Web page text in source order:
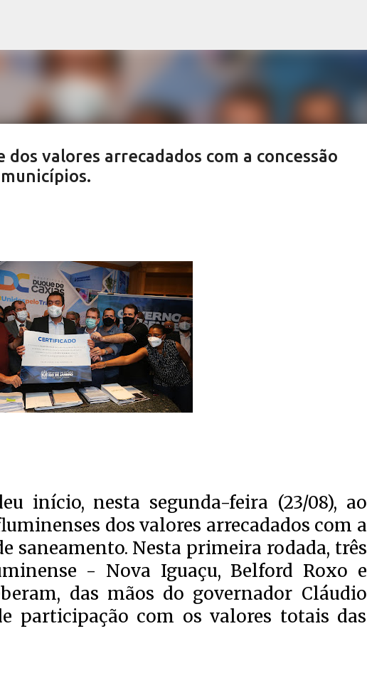
dos valores arrecadados com a concessão
início, nesta segunda-feira (23/08), ao
dos valores arrecadados com a
saneamento. Nesta primeira rodada, três
- Nova Iguaçu, Belford Roxo e
das mãos do governador Cláudio
participação com os valores totais das